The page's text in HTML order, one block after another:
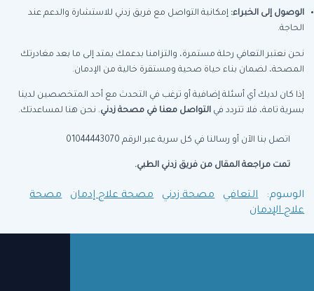
الوصول إلى الخبراء: إمكانية التواصل مع فريق زدني للاستشارة والدعم عند
الحاجة.
نحن نعتبر التعافي رحلة مستمرة، والتزامنا بدعمك يمتد إلى ما بعد مغادرتك
المصحة، لضمان بناء حياة صحية ومستقرة خالية من الإدمان.
إذا كان لديك أي أسئلة إضافية أو ترغب في التحدث مع أحد المتخصصين لدينا
بسرية تامة، فلا تتردد في التواصل معنا في مصحة زدني. نحن هنا لمساعدتك.
اتصل بنا الآن أو رسالنا في كل سرية عبر الرقم 01044443070
تمت مراجعة المقال من فريق زدني الطبي.
الوسوم: التعافي مصحة زدني مصحة علاج إدمان
مصحة
علاج الإدمان